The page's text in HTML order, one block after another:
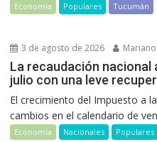
Economía Populares Tucumán
3 de agosto de 2026
La recaudación nacional
julio con una leve
El crecimiento del Impuesto a
cambios en el calendario de
Economía Nacionales Populares